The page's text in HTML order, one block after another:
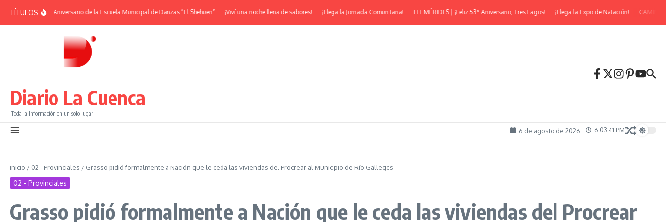
TÍTULOS
| 38° Aniversario de la Escuela Municipal de Danzas “El Shehuen” ¡Viví una noche llena de sabores! ¡Llega la Jornada Comunitaria! EFEMÉRIDES | ¡Feliz 53° Aniversario, Tres Lagos! ¡Llega la Expo de Natación! CAMINATA
Diario La Cuenca
Toda la Información en un solo lugar
6 de agosto de 2026 6:03:43 PM
Inicio / 02 - Provinciales / Grasso pidió formalmente a Nación que le ceda las viviendas del Procrear al Municipio de Río Gallegos
02 - Provinciales
Grasso pidió formalmente a Nación que le ceda las viviendas del Procrear